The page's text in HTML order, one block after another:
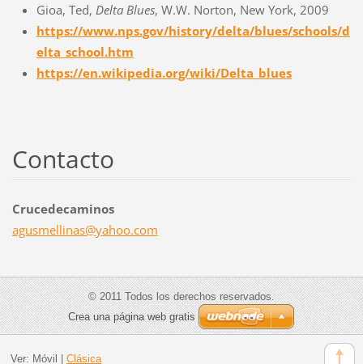
Gioa, Ted, Delta Blues, W.W. Norton, New York, 2009
https://www.nps.gov/history/delta/blues/schools/d
elta_school.htm
https://en.wikipedia.org/wiki/Delta_blues
Contacto
Crucedecaminos
agusmellinas@yahoo.com
© 2011 Todos los derechos reservados.
Crea una página web gratis
Ver: Móvil Clásica